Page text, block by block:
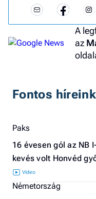
A
az
Fontos híreink
Paks
16 évesen gól az NB
kevés volt Honvéd
Németország